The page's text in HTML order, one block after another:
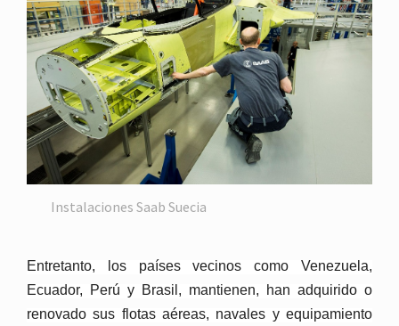
Instalaciones Saab Suecia
Entretanto, los países vecinos como Venezuela,
Ecuador, Perú y Brasil, mantienen, han adquirido o
renovado sus flotas aéreas, navales y equipamiento